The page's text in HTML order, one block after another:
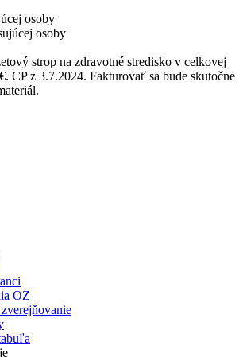
osoby
osoby
strop na zdravotné stredisko v celkovej
CP z 3.7.2024. Fakturovať sa bude skutočne
OZ